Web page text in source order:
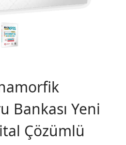
Bankası Yeni
Çözümlü